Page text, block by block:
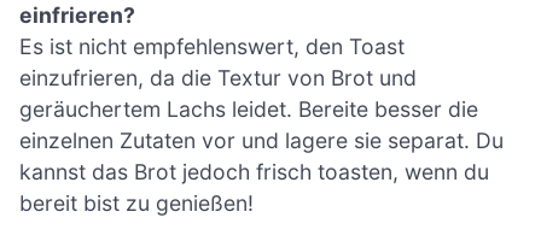
einfrieren?
Es ist nicht empfehlenswert, den Toast
einzufrieren, da die Textur von Brot und
geräuchertem Lachs leidet. Bereite besser die
einzelnen Zutaten vor und lagere sie separat. Du
kannst das Brot jedoch frisch toasten, wenn du
bereit bist zu genießen!